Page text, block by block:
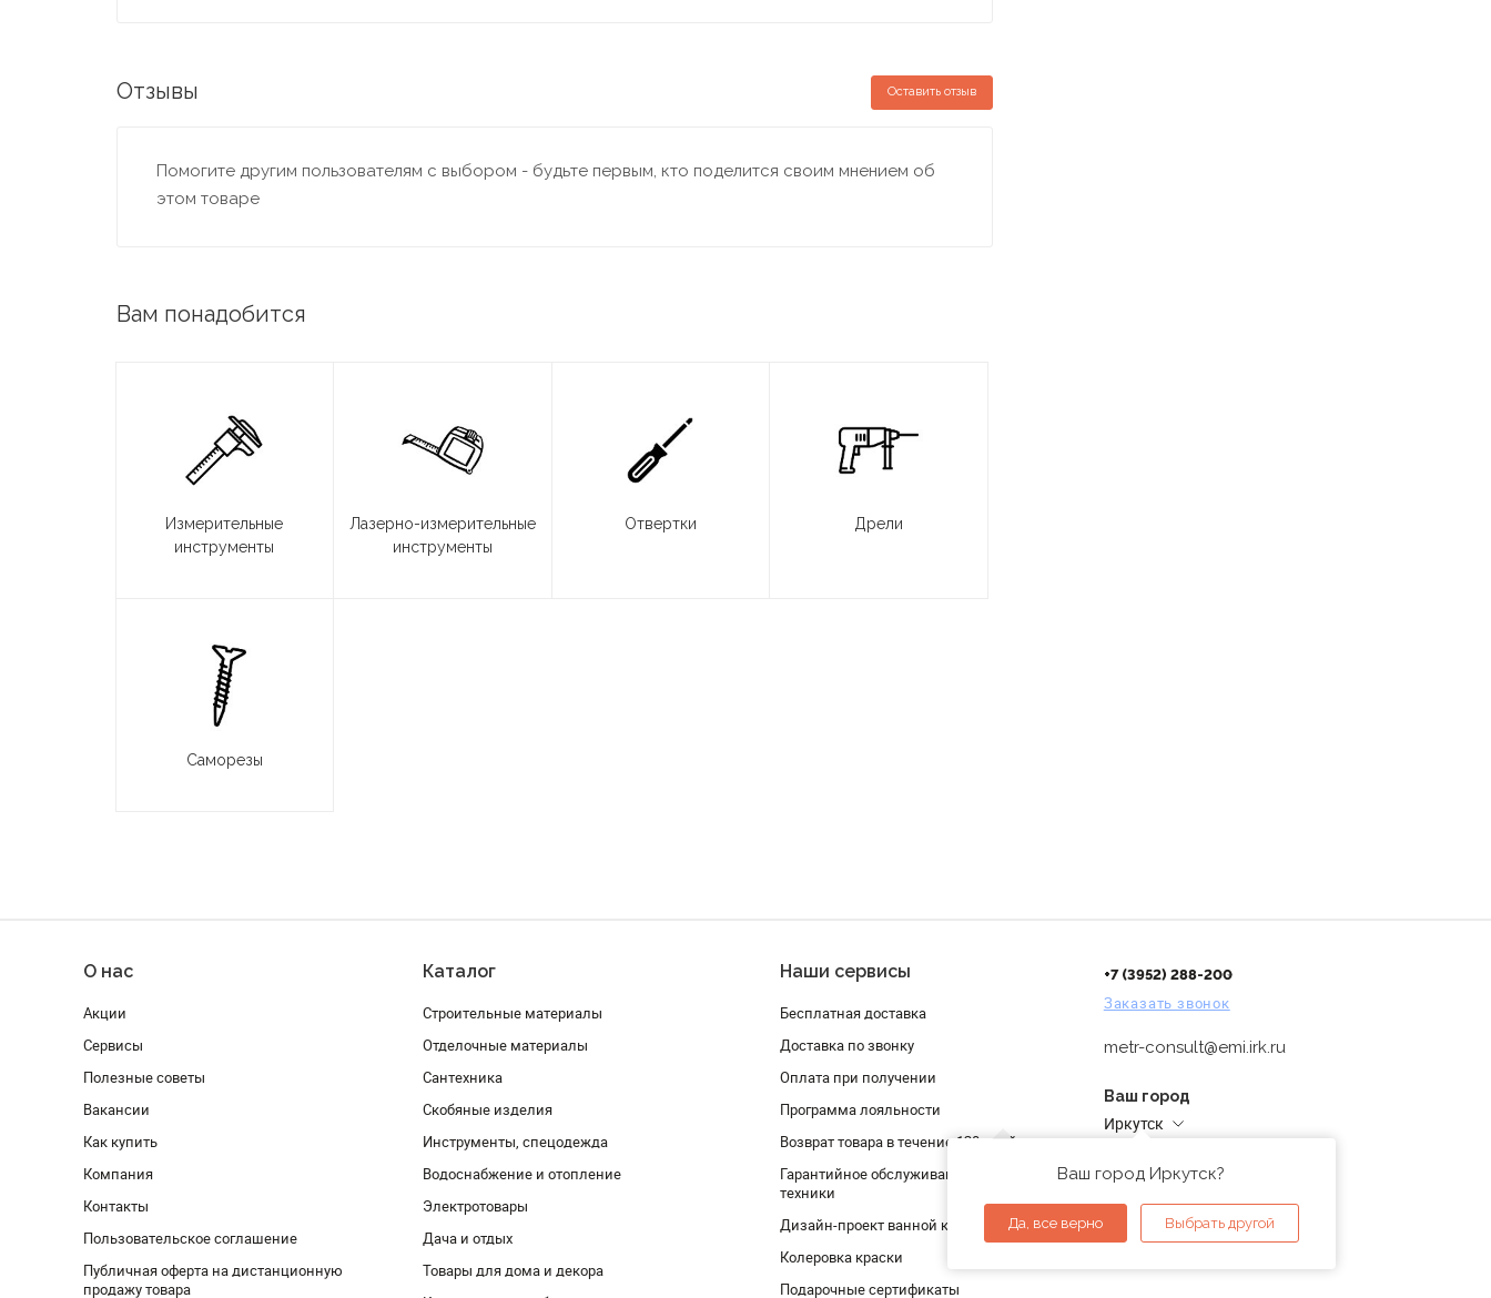
Отзывы Оставить отзыв
Помогите другим пользователям с выбором - будьте первым, кто поделится своим мнением об
этом товаре
Вам понадобится
Измерительные
инструменты
Лазерно-измерительные
инструменты
Отвертки Дрели
Саморезы
О нас
Акции
Сервисы
Полезные советы
Вакансии
Как купить
Компания
Контакты
Пользовательское соглашение
Публичная оферта на дистанционную
продажу товара
Каталог
Строительные материалы
Отделочные материалы
Сантехника
Скобяные изделия
Инструменты, спецодежда
Водоснабжение и отопление
Электротовары
Дача и отдых
Товары для дома и декора
Наши сервисы
Бесплатная доставка
Доставка по звонку
Оплата при получении
Программа лояльности
Возврат товара в течение 120 дней
Гарантийное обслуживание и проверка
техники
Дизайн-проект ванной комнаты
Колеровка краски
Подарочные сертификаты
+7 (3952) 288-200
Заказать звонок
metr-consult@emi.irk.ru
Ваш город
Иркутск
Ваш город Иркутск?
Да, все верно Выбрать другой